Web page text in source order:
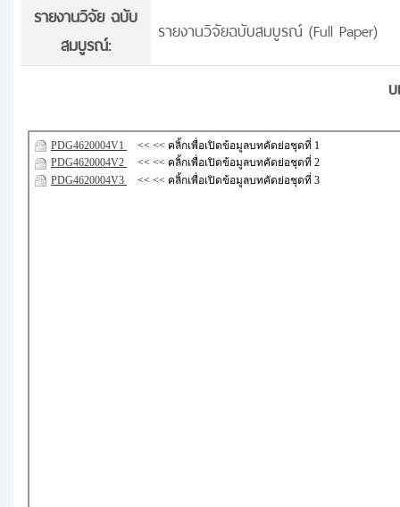
รายงานวิจัย ฉบับ
สมบูรณ์:
รายงานวิจัยฉบับสมบูรณ์ (Full Paper)